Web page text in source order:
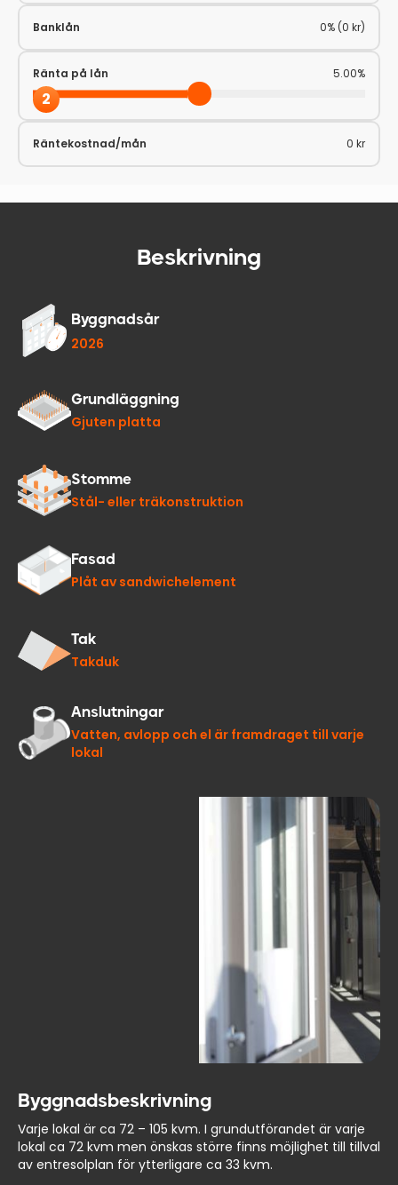
Banklån 0% (0 kr)
2
Ränta på lån 5.00%
Räntekostnad/mån 0 kr
Beskrivning
Byggnadsår
2026
Grundläggning
Gjuten platta
Stomme
Stål- eller träkonstruktion
Fasad
Plåt av sandwichelement
Tak
Takduk
Anslutningar
Vatten, avlopp och el är framdraget till varje
lokal
Byggnadsbeskrivning
Varje lokal är ca 72 – 105 kvm. I grundutförandet är varje
lokal ca 72 kvm men önskas större finns möjlighet till tillval
av entresolplan för ytterligare ca 33 kvm.